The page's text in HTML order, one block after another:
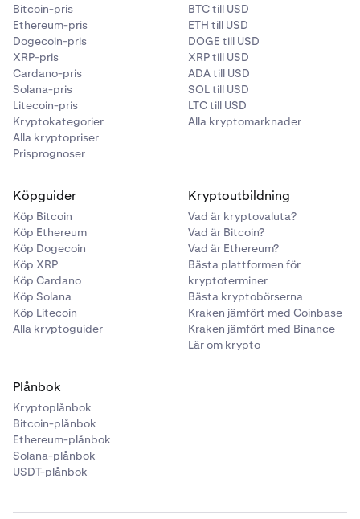
Bitcoin-pris
Ethereum-pris
Dogecoin-pris
XRP-pris
Cardano-pris
Solana-pris
Litecoin-pris
Kryptokategorier
Alla kryptopriser
Prisprognoser
BTC till USD
ETH till USD
DOGE till USD
XRP till USD
ADA till USD
SOL till USD
LTC till USD
Alla kryptomarknader
Köpguider
Köp Bitcoin
Köp Ethereum
Köp Dogecoin
Köp XRP
Köp Cardano
Köp Solana
Köp Litecoin
Alla kryptoguider
Kryptoutbildning
Vad är kryptovaluta?
Vad är Bitcoin?
Vad är Ethereum?
Bästa plattformen för
kryptoterminer
Bästa kryptobörserna
Kraken jämfört med Coinbase
Kraken jämfört med Binance
Lär om krypto
Plånbok
Kryptoplånbok
Bitcoin-plånbok
Ethereum-plånbok
Solana-plånbok
USDT-plånbok